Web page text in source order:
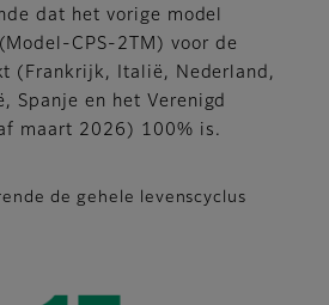
dat het vorige model
CPS-2TM) voor de
(Frankrijk, Italië, Nederland,
Spanje en het Verenigd
maart 2026) 100% is.
de gehele levenscyclus